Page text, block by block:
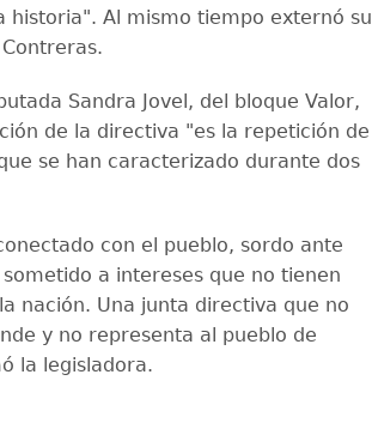
historia". Al mismo tiempo externó su
Sandra Jovel, del bloque Valor,
de la directiva "es la repetición de
se han caracterizado durante dos
con el pueblo, sordo ante
a intereses que no tienen
nación. Una junta directiva que no
y no representa al pueblo de
la legisladora.